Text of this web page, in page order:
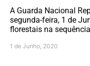
A Guarda Nacional
segunda-feira, 1 de
florestais na
1 de Junho, 2020